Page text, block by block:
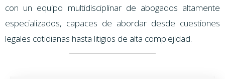
con un equipo multidisciplinar de abogados altamente
especializados, capaces de abordar desde cuestiones
legales cotidianas hasta litigios de alta complejidad.